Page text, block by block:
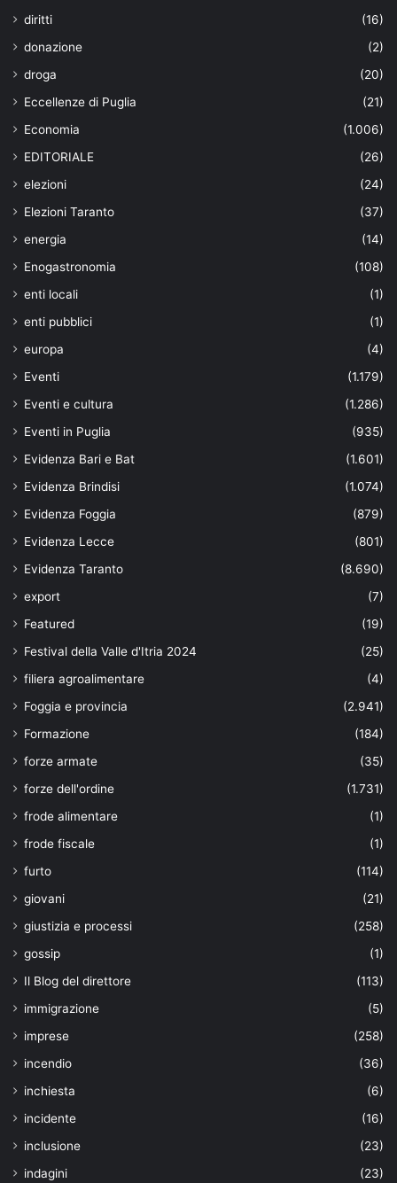
diritti
(16)
donazione
(2)
droga
(20)
Eccellenze di Puglia
(21)
Economia
(1.006)
EDITORIALE
(26)
elezioni
(24)
Elezioni Taranto
(37)
energia
(14)
Enogastronomia
(108)
enti locali
(1)
enti pubblici
(1)
europa
(4)
Eventi
(1.179)
Eventi e cultura
(1.286)
Eventi in Puglia
(935)
Evidenza Bari e Bat
(1.601)
Evidenza Brindisi
(1.074)
Evidenza Foggia
(879)
Evidenza Lecce
(801)
Evidenza Taranto
(8.690)
export
(7)
Featured
(19)
Festival della Valle d'Itria 2024
(25)
filiera agroalimentare
(4)
Foggia e provincia
(2.941)
Formazione
(184)
forze armate
(35)
forze dell'ordine
(1.731)
frode alimentare
(1)
frode fiscale
(1)
furto
(114)
giovani
(21)
giustizia e processi
(258)
gossip
(1)
Il Blog del direttore
(113)
immigrazione
(5)
imprese
(258)
incendio
(36)
inchiesta
(6)
incidente
(16)
inclusione
(23)
indagini
(23)